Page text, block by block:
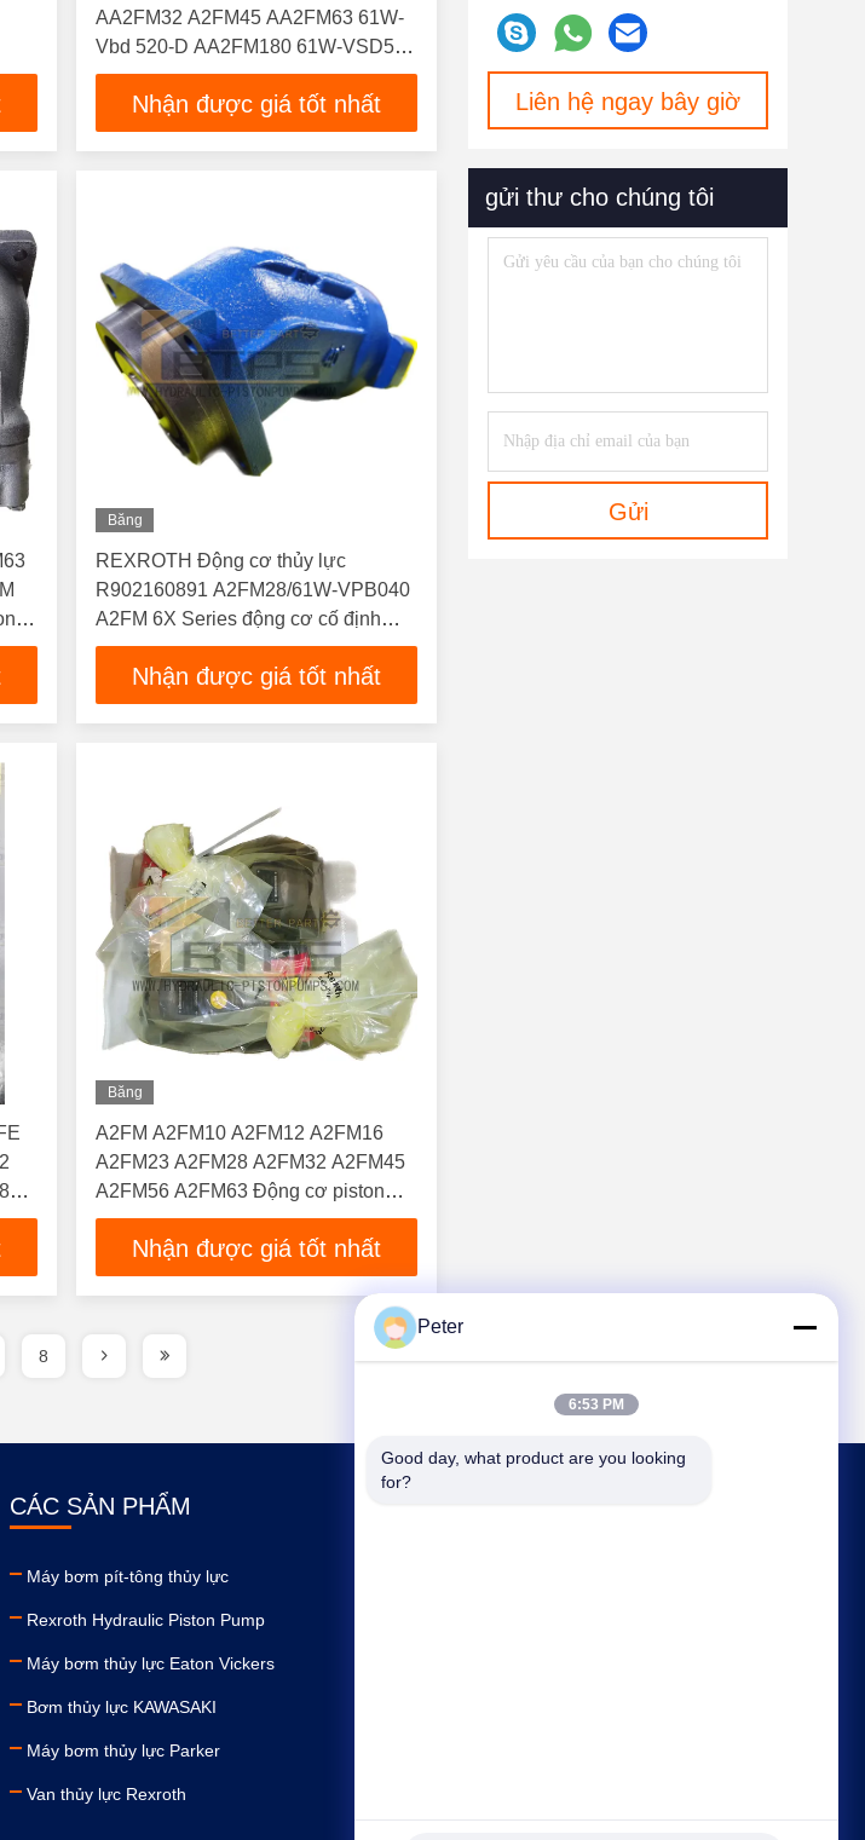
AA2FM32 A2FM45 AA2FM63 61W-
Vbd 520-D AA2FM180 61W-VSD520
A2FM Motor
Nhận được giá tốt nhất
Băng
REXROTH Động cơ thủy lực
R902160891 A2FM28/61W-VPB040
A2FM 6X Series động cơ cố định
axis piston
Nhận được giá tốt nhất
Băng
A2FM A2FM10 A2FM12 A2FM16
A2FM23 A2FM28 A2FM32 A2FM45
A2FM56 A2FM63 Động cơ piston
thủy lực A2FM23/61W-VBB040
Nhận được giá tốt nhất
Liên hệ ngay bây giờ
gửi thư cho chúng tôi
Gửi
8
CÁC SẢN PHẨM
Máy bơm pít-tông thủy lực
Rexroth Hydraulic Piston Pump
Máy bơm thủy lực Eaton Vickers
Bơm thủy lực KAWASAKI
Máy bơm thủy lực Parker
Van thủy lực Rexroth
Peter
6:53 PM
Good day, what product are you looking
for?